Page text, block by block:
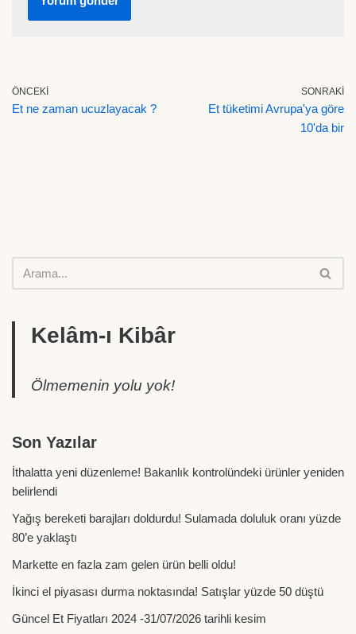
ÖNCEKI
Et ne zaman ucuzlayacak ?
SONRAKI
Et tüketimi Avrupa'ya göre
10'da bir
Kelâm-ı Kibâr
Ölmemenin yolu yok!
Son Yazılar
İthalatta yeni düzenleme! Bakanlık kontrolündeki ürünler yeniden
belirlendi
Yağış bereketi barajları doldurdu! Sulamada doluluk oranı yüzde
80’e yaklaştı
Markette en fazla zam gelen ürün belli oldu!
İkinci el piyasası durma noktasında! Satışlar yüzde 50 düştü
Güncel Et Fiyatları 2024 -31/07/2026 tarihli kesim